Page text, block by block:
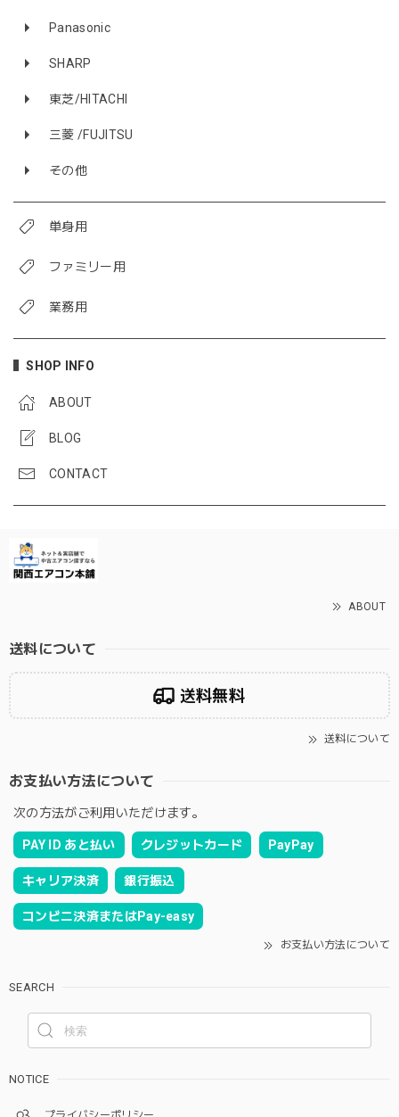
Panasonic
SHARP
東芝/HITACHI
三菱 /FUJITSU
その他
単身用
ファミリー用
業務用
SHOP INFO
ABOUT
BLOG
CONTACT
ABOUT
送料について
送料無料
送料について
お支払い方法について
次の方法がご利用いただけます。
PAY ID あと払い クレジットカード PayPay
キャリア決済 銀行振込
コンビニ決済またはPay-easy
お支払い方法について
SEARCH
NOTICE